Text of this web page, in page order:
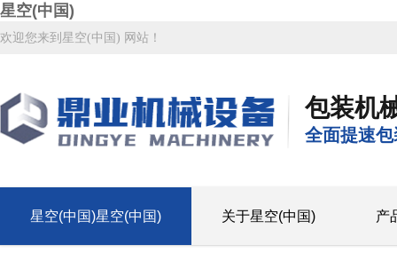
星空(中国)
欢迎您来到星空(中国) 网站！
包装机
全面提速
星空(中国)星空(中国) 关于星空(中国) 产